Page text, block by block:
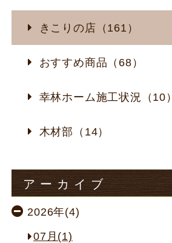
きこりの店（161）
おすすめ商品（68）
幸林ホーム施工状況（10）
木材部（14）
アーカイブ
2026年(4)
07月(1)